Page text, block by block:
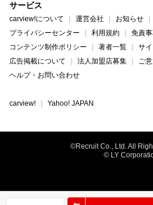
サービス
carview!について 運営会社 お知らせ
プライバシーセンター
利用規約
免責
コンテンツ制作ポリシー
著者一覧
サ
広告掲載について
法人加盟店募集
ご
ヘルプ・お問い合わせ
carview! Yahoo! JAPAN
©Recruit Co., Ltd. All
© LY